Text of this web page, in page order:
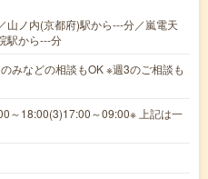
山ノ内(京都府)駅から---分／嵐電天
駅から---分
みなどの相談もOK ※週3のご相談も
～18:00(3)17:00～09:00※ 上記は一